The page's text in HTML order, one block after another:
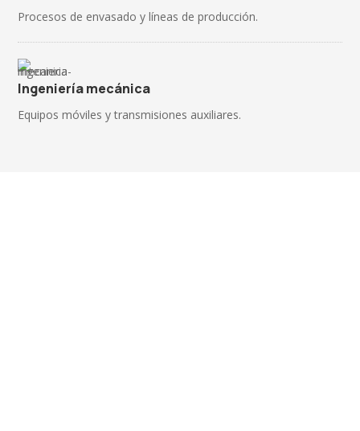
Procesos de envasado y líneas de producción.
Ingeniería mecánica
Equipos móviles y transmisiones auxiliares.